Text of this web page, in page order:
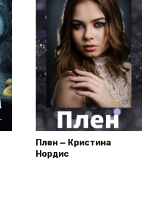
Плен — Кристина
Нордис